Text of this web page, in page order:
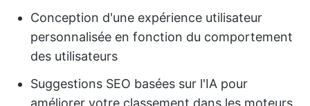
Conception d'une expérience utilisateur
personnalisée en fonction du comportement
des utilisateurs
Suggestions SEO basées sur l'IA pour
améliorer votre classement dans les moteurs